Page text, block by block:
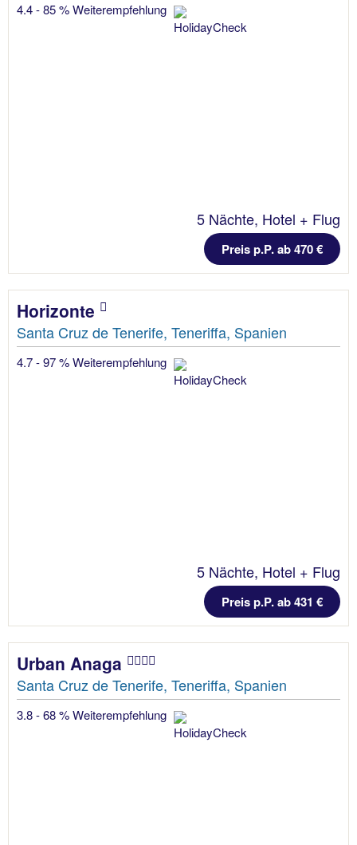
4.4 - 85 % Weiterempfehlung
5 Nächte, Hotel + Flug
Preis p.P. ab 470 €
Horizonte
Santa Cruz de Tenerife, Teneriffa, Spanien
4.7 - 97 % Weiterempfehlung
5 Nächte, Hotel + Flug
Preis p.P. ab 431 €
Urban Anaga
Santa Cruz de Tenerife, Teneriffa, Spanien
3.8 - 68 % Weiterempfehlung